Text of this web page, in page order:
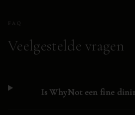
FAQ
Veelgestelde vragen
Is WhyNot een fine